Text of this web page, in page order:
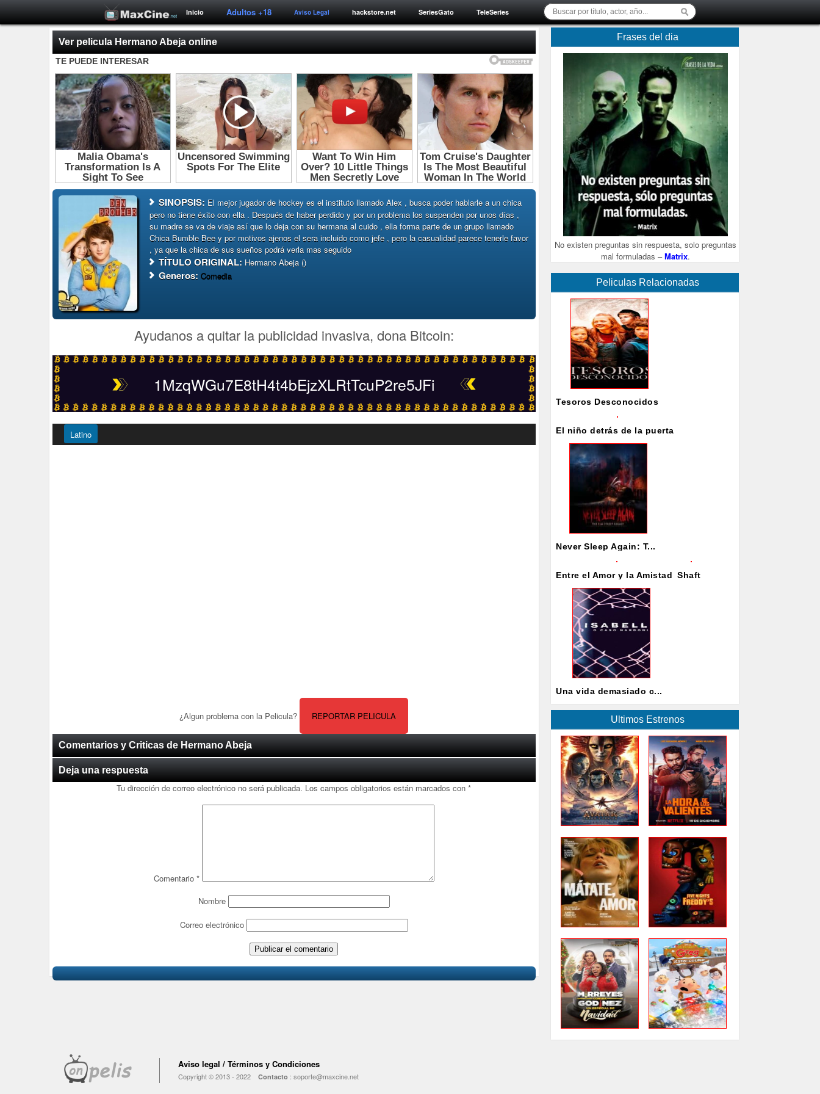
Inicio Adultos +18 Aviso Legal hackstore.net SeriesGato TeleSeries
Ver pelicula Hermano Abeja online
SINOPSIS: El mejor jugador de hockey es el instituto llamado Alex , busca poder hablarle a un chica
pero no tiene éxito con ella . Después de haber perdido y por un problema los suspenden por unos días ,
su madre se va de viaje así que lo deja con su hermana al cuido , ella forma parte de un grupo llamado
Chica Bumble Bee y por motivos ajenos el sera incluido como jefe , pero la casualidad parece tenerle favor
, ya que la chica de sus sueños podrá verla mas seguido
TÍTULO ORIGINAL: Hermano Abeja ()
Generos: Comedia
Ayudanos a quitar la publicidad invasiva, dona Bitcoin:
1MzqWGu7E8tH4t4bEjzXLRtTcuP2re5JFi
Latino
¿Algun problema con la Pelicula? REPORTAR PELICULA
Comentarios y Criticas de Hermano Abeja
Deja una respuesta
Tu dirección de correo electrónico no será publicada. Los campos obligatorios están marcados con*
Comentario *
Nombre
Correo electrónico
Frases del dia
No existen preguntas sin respuesta, solo preguntas
mal formuladas –Matrix.
Peliculas Relacionadas
Tesoros Desconocidos
El niño detrás de la puerta
Never Sleep Again: T...
Entre el Amor y la Amistad Shaft
Una vida demasiado c...
Ultimos Estrenos
Aviso legal / Términos y Condiciones
Copyright © 2013 - 2022 Contacto : soporte@maxcine.net